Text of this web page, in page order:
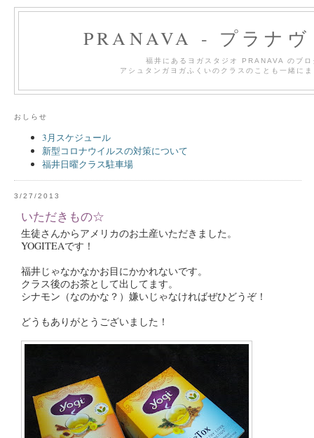
PRANAVA - プラナ
福井にあるヨガスタジオ PRANAVA のブロ
アシュタンガヨガふくいのクラスのことも一緒に
おしらせ
3月スケジュール
新型コロナウイルスの対策について
福井日曜クラス駐車場
3/27/2013
いただきもの☆
生徒さんからアメリカのお土産いただきました。
YOGITEAです！
福井じゃなかなかお目にかかれないです。
クラス後のお茶として出してます。
シナモン（なのかな？）嫌いじゃなければぜひどうぞ！
どうもありがとうございました！